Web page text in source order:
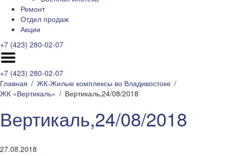
Ремонт
Отдел продаж
Акции
+7 (423) 280-02-07
+7 (423) 280-02-07
Главная
ЖК-Жилые комплексы во Владивостоке
ЖК «Вертикаль»
Вертикаль,24/08/2018
Вертикаль,24/08/2018
27.08.2018